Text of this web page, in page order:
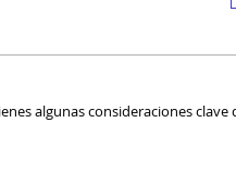
algunas consideraciones clave